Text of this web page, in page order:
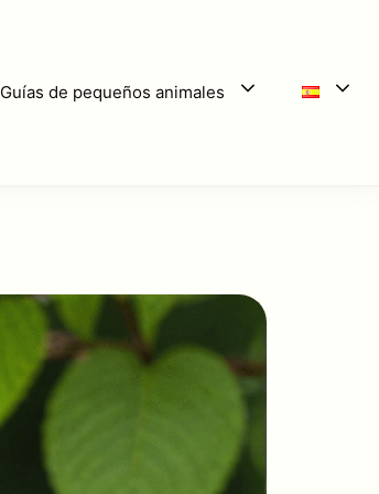
Guías de pequeños animales